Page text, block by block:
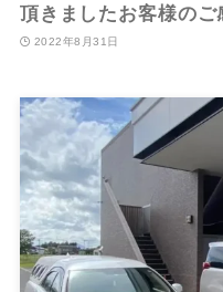
頂きましたお客様のご
2022年8月31日